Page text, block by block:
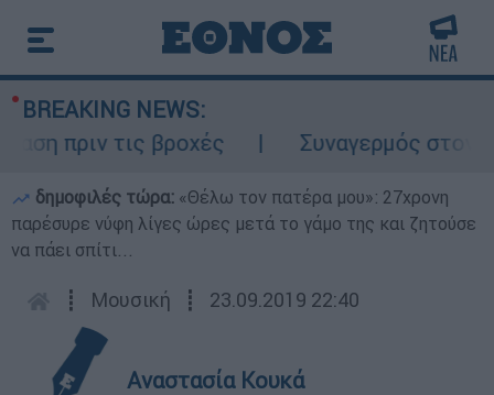
BREAKING NEWS:
τις βροχές
Συναγερμός στον
δημοφιλές τώρα: «Θέλω τον πατέρα μου»: 27χρονη
παρέσυρε νύφη λίγες ώρες μετά το γάμο της και ζητούσε
να πάει σπίτι...
┋ Μουσική ┋ 23.09.2019 22:40
Αναστασία Κουκά